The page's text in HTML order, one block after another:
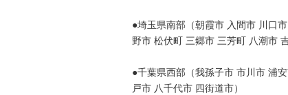
●埼玉県南部（朝霞市 入間市 川口
野市 松伏町 三郷市 三芳町 八潮市
●千葉県西部（我孫子市 市川市 浦
戸市 八千代市 四街道市）